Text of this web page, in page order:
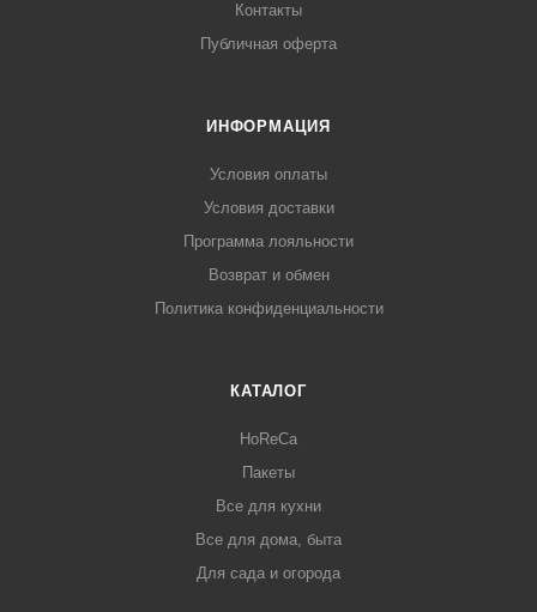
Контакты
Публичная оферта
ИНФОРМАЦИЯ
Условия оплаты
Условия доставки
Программа лояльности
Возврат и обмен
Политика конфиденциальности
КАТАЛОГ
HoReCa
Пакеты
Все для кухни
Все для дома, быта
Для сада и огорода